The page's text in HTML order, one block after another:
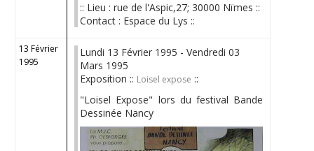
:: Lieu : rue de l'Aspic,27; 30000 Nïmes ::
Contact : Espace du Lys ::
13 Février
1995
Lundi 13 Février 1995 - Vendredi 03
Mars 1995
Exposition :: Loisel expose ::
"Loisel Expose" lors du festival Bande
Dessinée Nancy